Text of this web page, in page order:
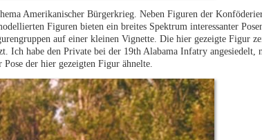
Amerikanischer Bürgerkrieg. Neben Figuren der
Figuren bieten ein breites Spektrum interessanter
auf einer kleinen Vignette. Die hier gezeigte Figur
Ich habe den Private bei der 19th Alabama Infatry angesiedelt,
der hier gezeigten Figur ähnelte.